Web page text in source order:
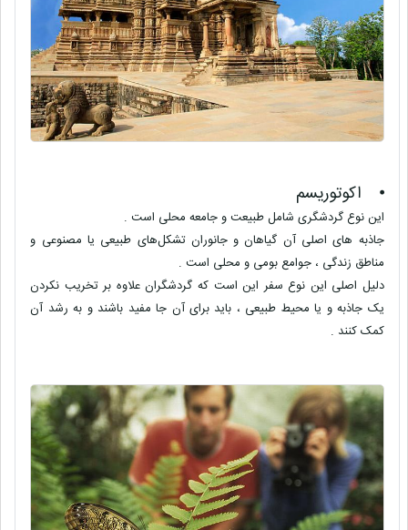
⦁ اکوتوریسم
این نوع گردشگری شامل طبیعت و جامعه محلی است .
جاذبه های اصلی آن گیاهان و جانوران تشکل‌های طبیعی یا مصنوعی و
مناطق زندگی ، جوامع بومی و محلی است .
دلیل اصلی این نوع سفر این است که گردشگران علاوه بر تخریب نکردن
یک جاذبه و یا محیط طبیعی ، باید برای آن جا مفید باشند و به رشد آن
کمک کنند .